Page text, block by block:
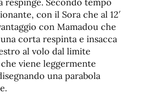
respinge. Secondo tempo
con il Sora che al 12′
con Mamadou che
corta respinta e insacca
al volo dal limite
che viene leggermente
una parabola